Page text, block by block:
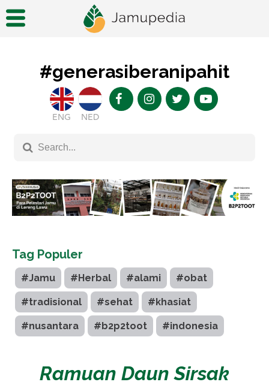
#generasiberanipahit
ENG NED
Tag Populer
#Jamu #Herbal #alami #obat
#tradisional #sehat #khasiat
#nusantara #b2p2toot #indonesia
Ramuan Daun Sirsak